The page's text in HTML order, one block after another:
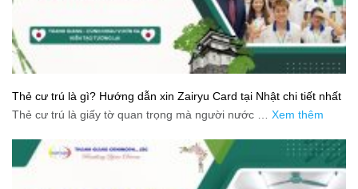
Thẻ cư trú là gì? Hướng dẫn xin Zairyu Card tại Nhật chi tiết nhất
Thẻ cư trú là giấy tờ quan trọng mà người nước … Xem thêm